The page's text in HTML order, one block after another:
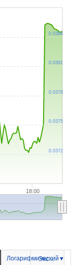
18:00
0.0372
0.0375
0.0378
0.0381
0.0384
Логарифмический
Экспорт